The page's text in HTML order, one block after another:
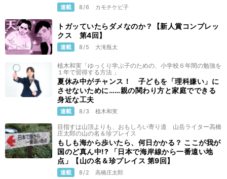
連載 8/6 カモチケビ子
トガッていたらダメなのか？【新人賞コンプレッ
クス 第4回】
連載 8/5 大滝瓶太
植木和実「ゆっくり学ぶ子のための、小学校６年間の勉強を
１年で習得する方法 」
夏休み中がチャンス！ 子どもを「理科嫌い」に
させないために……親の関わり方と家庭でできる
身近な工夫
連載 8/3 植木和実
目指すは山頂よりも、おもしろい寄り道 山岳ライター高橋
庄太郎の山の名＆珍プレイス
もしも海から歩いたら、何日かかる？ ここが我が
国のど真ん中!? 「日本で海岸線から一番遠い地
点」【山の名＆珍プレイス 第9回】
連載 8/2 高橋庄太郎